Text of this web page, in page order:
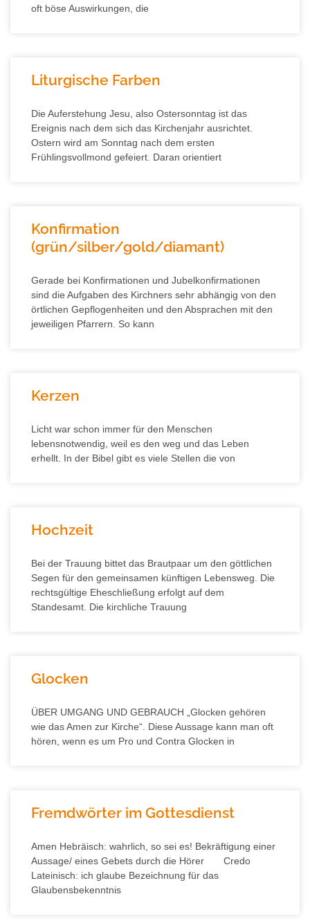
oft böse Auswirkungen, die
Liturgische Farben
Die Auferstehung Jesu, also Ostersonntag ist das
Ereignis nach dem sich das Kirchenjahr ausrichtet.
Ostern wird am Sonntag nach dem ersten
Frühlingsvollmond gefeiert. Daran orientiert
Konfirmation
(grün/silber/gold/diamant)
Gerade bei Konfirmationen und Jubelkonfirmationen
sind die Aufgaben des Kirchners sehr abhängig von den
örtlichen Gepflogenheiten und den Absprachen mit den
jeweiligen Pfarrern. So kann
Kerzen
Licht war schon immer für den Menschen
lebensnotwendig, weil es den weg und das Leben
erhellt. In der Bibel gibt es viele Stellen die von
Hochzeit
Bei der Trauung bittet das Brautpaar um den göttlichen
Segen für den gemeinsamen künftigen Lebensweg. Die
rechtsgültige Eheschließung erfolgt auf dem
Standesamt. Die kirchliche Trauung
Glocken
ÜBER UMGANG UND GEBRAUCH „Glocken gehören
wie das Amen zur Kirche“. Diese Aussage kann man oft
hören, wenn es um Pro und Contra Glocken in
Fremdwörter im Gottesdienst
Amen Hebräisch: wahrlich, so sei es! Bekräftigung einer
Aussage/ eines Gebets durch die Hörer Credo
Lateinisch: ich glaube Bezeichnung für das
Glaubensbekenntnis